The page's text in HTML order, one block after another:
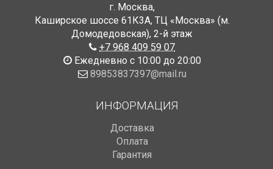
г. Москва,
Каширское шоссе 61К3А, ТЦ «Москва» (м.
Домодедовская), 2-й этаж
+7 968 409 59 07
Ежедневно с 10:00 до 20:00
89853837397@mail.ru
ИНФОРМАЦИЯ
Доставка
Оплата
Гарантия